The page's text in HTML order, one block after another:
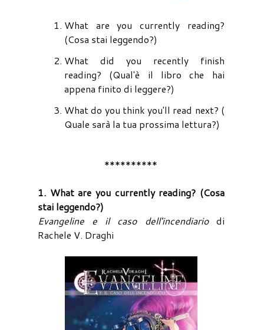
What are you currently reading?
(Cosa stai leggendo?)
What did you recently finish
reading? (Qual'è il libro che hai
appena finito di leggere?)
What do you think you'll read next? (
Quale sarà la tua prossima lettura?)
**********
1. What are you currently reading? (Cosa
stai leggendo?)
Evangeline e il caso dell'incendiariodi
Rachele V. Draghi